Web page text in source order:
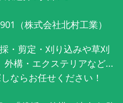
（株式会社北村工業）
・剪定・刈り込みや草刈
外構・エクステリアなど...
ならお任せください！